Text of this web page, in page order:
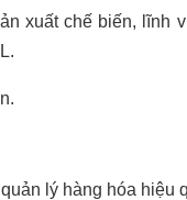
xuất chế biến, lĩnh
lý hàng hóa hiệu